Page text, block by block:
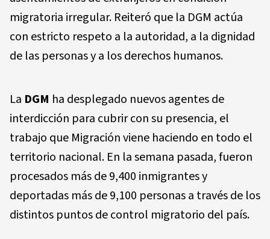
migratoria irregular. Reiteró que la DGM actúa
con estricto respeto a la autoridad, a la dignidad
de las personas y a los derechos humanos.
La DGM ha desplegado nuevos agentes de
interdicción para cubrir con su presencia, el
trabajo que Migración viene haciendo en todo el
territorio nacional. En la semana pasada, fueron
procesados más de 9,400 inmigrantes y
deportadas más de 9,100 personas a través de los
distintos puntos de control migratorio del país.